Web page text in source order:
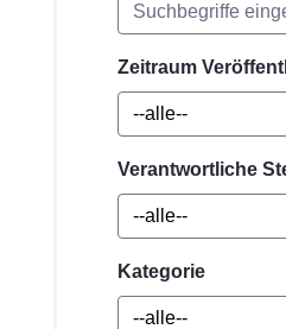
Zeitraum
Verantwortliche
Kategorie